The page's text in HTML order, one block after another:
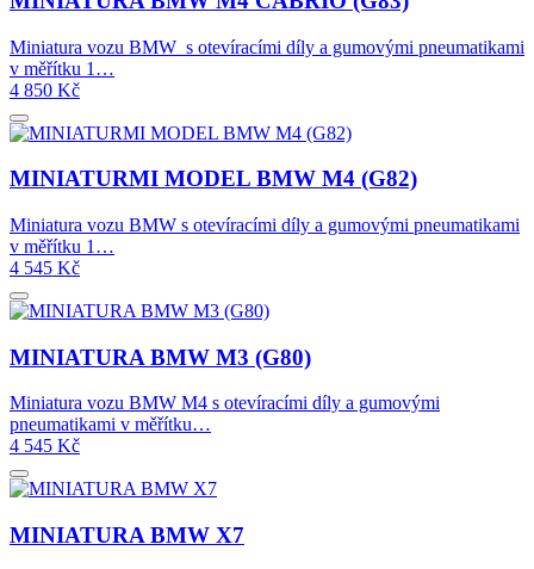
Miniatura vozu BMW s otevíracími díly a gumovými pneumatikami
v měřítku 1…
4 850 Kč
MINIATURMI MODEL BMW M4 (G82)
Miniatura vozu BMW s otevíracími díly a gumovými pneumatikami
v měřítku 1…
4 545 Kč
MINIATURA BMW M3 (G80)
Miniatura vozu BMW M4 s otevíracími díly a gumovými
pneumatikami v měřítku…
4 545 Kč
MINIATURA BMW X7